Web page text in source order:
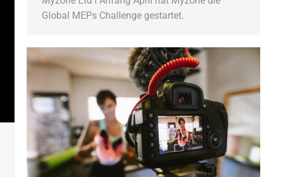
Global MEPs Challenge gestartet.